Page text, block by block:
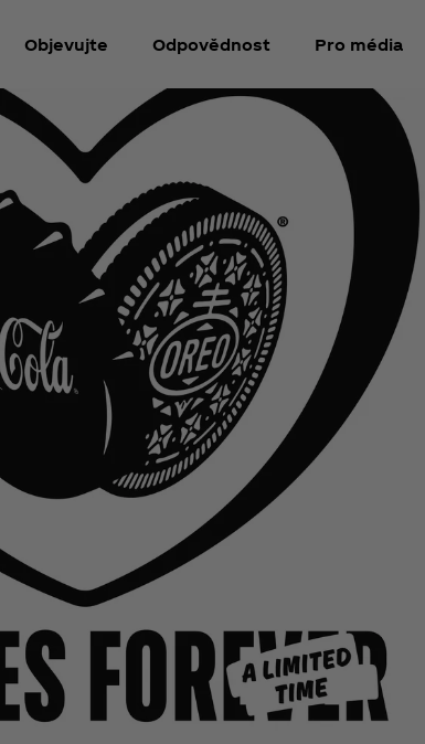
Objevujte Odpovědnost Pro média